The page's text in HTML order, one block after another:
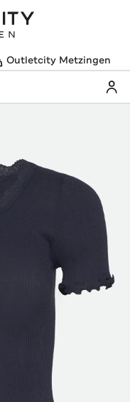
Outletcity Metzingen